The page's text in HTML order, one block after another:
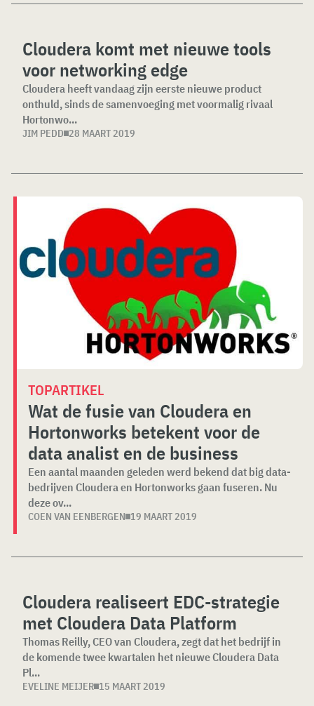
Cloudera komt met nieuwe tools
voor networking edge
Cloudera heeft vandaag zijn eerste nieuwe product
onthuld, sinds de samenvoeging met voormalig rivaal
Hortonwo...
JIM PEDD 28 MAART 2019
TOPARTIKEL
Wat de fusie van Cloudera en
Hortonworks betekent voor de
data analist en de business
Een aantal maanden geleden werd bekend dat big data-
bedrijven Cloudera en Hortonworks gaan fuseren. Nu
deze ov...
COEN VAN EENBERGEN 19 MAART 2019
Cloudera realiseert EDC-strategie
met Cloudera Data Platform
Thomas Reilly, CEO van Cloudera, zegt dat het bedrijf in
de komende twee kwartalen het nieuwe Cloudera Data
Pl...
EVELINE MEIJER 15 MAART 2019